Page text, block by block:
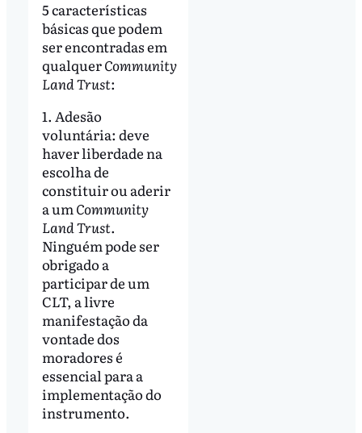
5 características
básicas que podem
ser encontradas em
qualquerCommunity
Land Trust:
1. Adesão
voluntária: deve
haver liberdade na
escolha de
constituir ou aderir
a umCommunity
Land Trust.
Ninguém pode ser
obrigado a
participar de um
CLT, a livre
manifestação da
vontade dos
moradores é
essencial para a
implementação do
instrumento.